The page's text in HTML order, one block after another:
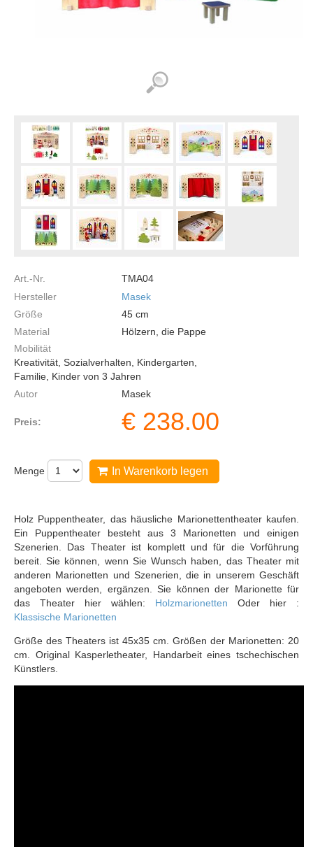
Art.-Nr.
TMA04
Hersteller
Masek
Größe
45 cm
Material
Hölzern, die Pappe
Mobilität
Kreativität, Sozialverhalten, Kindergarten,
Familie, Kinder von 3 Jahren
Autor
Masek
Preis: € 238.00
Menge In Warenkorb legen
Holz Puppentheater, das häusliche Marionettentheater kaufen.
Ein Puppentheater besteht aus 3 Marionetten und einigen
Szenerien. Das Theater ist komplett und für die Vorführung
bereit. Sie können, wenn Sie Wunsch haben, das Theater mit
anderen Marionetten und Szenerien, die in unserem Geschäft
angeboten werden, ergänzen. Sie können der Marionette für
das Theater hier wählen: Holzmarionetten Oder hier :
Klassische Marionetten
Größe des Theaters ist 45x35 cm. Größen der Marionetten: 20
cm. Original Kasperletheater, Handarbeit eines tschechischen
Künstlers.